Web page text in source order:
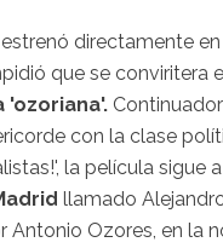
estrenó directamente
que se conviritera
'ozoriana'.
con la clase
la película sigue
llamado
Antonio Ozores, en la